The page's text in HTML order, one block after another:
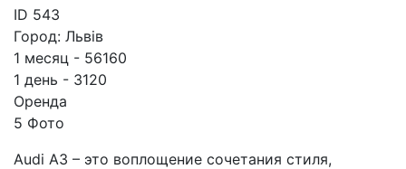
ID 543
Город: Львів
1 месяц - 56160
1 день - 3120
Оренда
5 Фото
Audi A3 – это воплощение сочетания стиля,